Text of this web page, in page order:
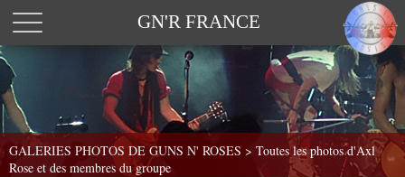
GN'R FRANCE
GALERIES PHOTOS DE GUNS N' ROSES > Toutes les photos d'Axl
Rose et des membres du groupe